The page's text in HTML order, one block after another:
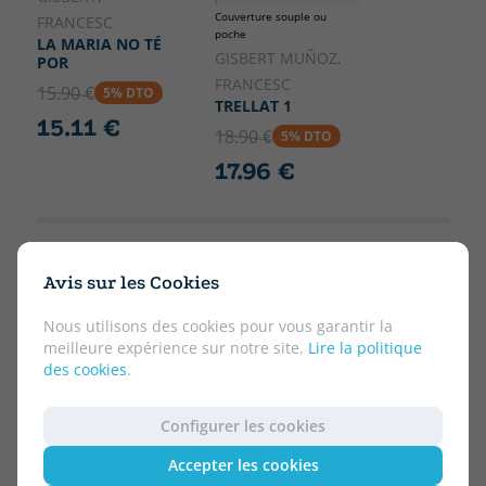
Avis sur les Cookies
Nous utilisons des cookies pour vous garantir la
meilleure expérience sur notre site. Lire la politique
des cookies.
Configurer les cookies
Accepter les cookies
FRANCESC
LA MARIA NO TÉ
POR
15.90 € 5% DTO
15.11 €
Couverture souple ou
poche
GISBERT MUÑOZ,
FRANCESC
TRELLAT 1
18.90 € 5% DTO
17.96 €